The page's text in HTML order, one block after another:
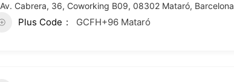
Av. Cabrera, 36, Coworking B09, 08302 Mataró, Barcelona
Plus Code GCFH+96 Mataró